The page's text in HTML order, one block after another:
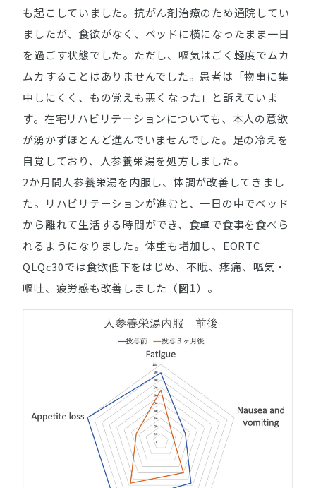
も起こしていました。抗がん剤治療のため通院してい
ましたが、食欲がなく、ベッドに横になったまま一日
を過ごす状態でした。ただし、嘔気はごく軽度でムカ
ムカすることはありませんでした。患者は「物事に集
中しにくく、もの覚えも悪くなった」と訴えていま
す。在宅リハビリテーションについても、本人の意欲
が湧かずほとんど進んでいませんでした。足の冷えを
自覚しており、人参養栄湯を処方しました。
2か月間人参養栄湯を内服し、体調が改善してきまし
た。リハビリテーションが進むと、一日の中でベッド
から離れて生活する時間ができ、食卓で食事を食べら
れるようになりました。体重も増加し、EORTC
QLQc30では食欲低下をはじめ、不眠、疼痛、嘔気・
嘔吐、疲労感も改善しました（図1）。